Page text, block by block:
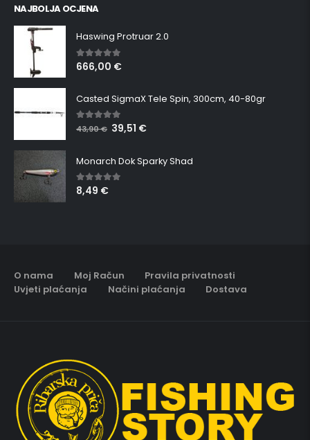
NAJBOLJA OCJENA
Haswing Protruar 2.0
5.00 out of 5
666,00 €
Casted SigmaX Tele Spin, 300cm, 40-80gr
5.00out of 5
43,90€ 39,51 €
Monarch Dok Sparky Shad
5.00 out of 5
8,49 €
O nama Moj Račun
Pravila privatnosti
Uvjeti plaćanja
Načini plaćanja Dostava